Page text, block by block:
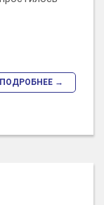
ПОДРОБНЕЕ →